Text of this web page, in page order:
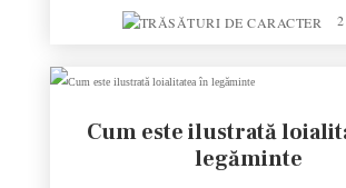
2
Cum este ilustrată
legăminte